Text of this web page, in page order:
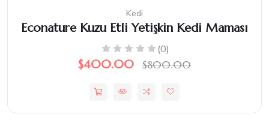
Kedi
Econature Kuzu Etli Yetişkin Kedi Maması
(0)
$400.00 $800.00